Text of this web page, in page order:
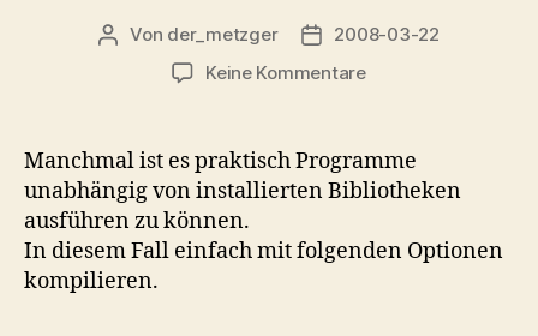
Beitragsautor
Von der_metzger Veröffentlichungsdatum
2008-03-22
Keine Kommentarezu
kompilieren
Manchmal ist es praktisch Programme
unabhängig von installierten Bibliotheken
ausführen zu können.
In diesem Fall einfach mit folgenden Optionen
kompilieren.